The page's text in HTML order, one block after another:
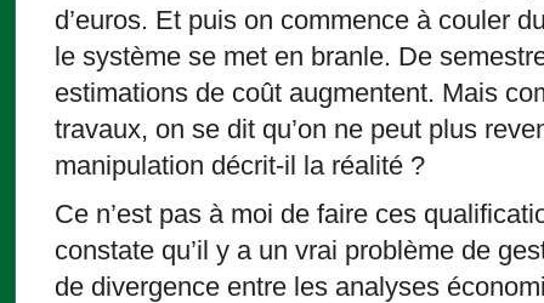
d’euros. Et puis on commence à couler
le système se met en branle. De
estimations de coût augmentent. Mais
travaux, on se dit qu’on ne peut plus
manipulation décrit-il la réalité ?
Ce n’est pas à moi de faire ces
constate qu’il y a un vrai problème de
de divergence entre les analyses